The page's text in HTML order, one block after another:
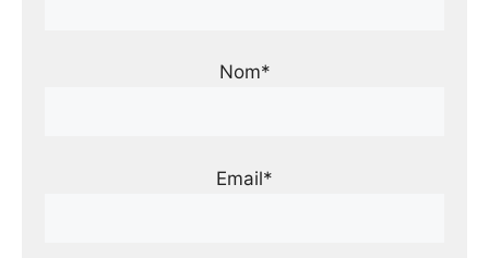
Nom*
Email*